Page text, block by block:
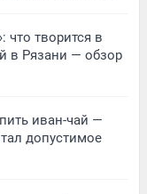
что творится в
в Рязани — обзор
иван-чай —
допустимое